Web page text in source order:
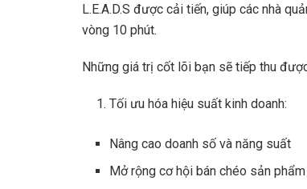
L.E.A.D.S được cải tiến, giúp các nhà
vòng 10 phút.
Những giá trị cốt lõi bạn sẽ tiếp thu
Tối ưu hóa hiệu suất kinh doanh:
Nâng cao doanh số và năng suất
Mở rộng cơ hội bán chéo sản phẩm